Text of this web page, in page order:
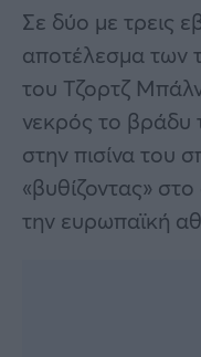
Σε δύο με τρεις
αποτέλεσμα των
του Τζορτζ
νεκρός το
στην πισίνα του
«βυθίζοντας»
την ευρωπαϊκή